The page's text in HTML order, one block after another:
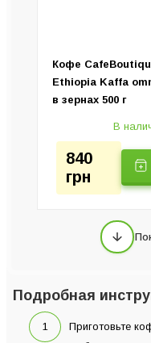
Кофе
Ethiopia Kaffa
в зернах 500 г
В
840
грн
Подробная
Приготовьте